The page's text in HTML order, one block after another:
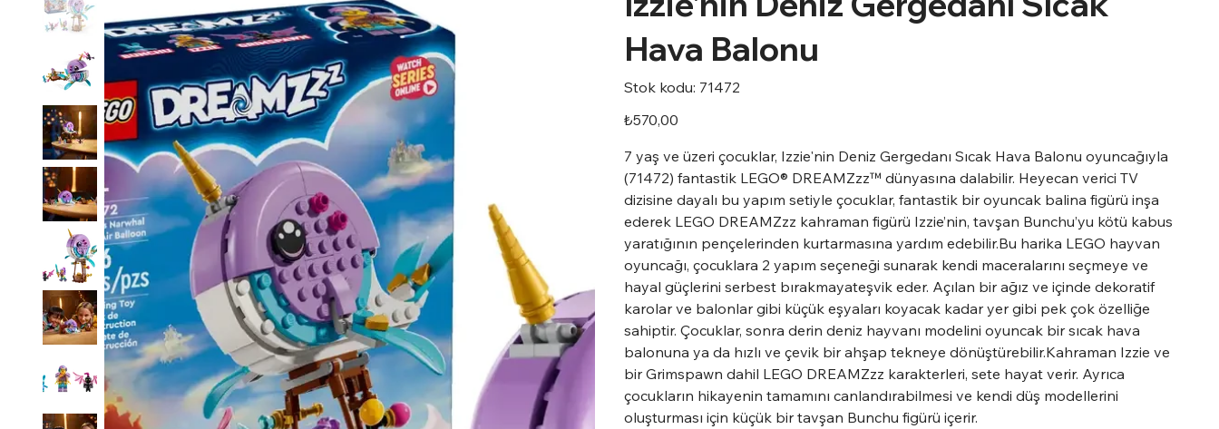
Hava Balonu
Stok kodu: Stok
kodu:
71472
Fiyat
₺570,00
7 yaş ve üzeri çocuklar, Izzie'nin Deniz Gergedanı Sıcak Hava Balonu oyuncağıyla
(71472) fantastik LEGO® DREAMZzz™ dünyasına dalabilir. Heyecan verici TV
dizisine dayalı bu yapım setiyle çocuklar, fantastik bir oyuncak balina figürü inşa
ederek LEGO DREAMZzz kahraman figürü Izzie’nin, tavşan Bunchu’yu kötü kabus
yaratığının pençelerinden kurtarmasına yardım edebilir.Bu harika LEGO hayvan
oyuncağı, çocuklara 2 yapım seçeneği sunarak kendi maceralarını seçmeye ve
hayal güçlerini serbest bırakmayateşvik eder. Açılan bir ağız ve içinde dekoratif
karolar ve balonlar gibi küçük eşyaları koyacak kadar yer gibi pek çok özelliğe
sahiptir. Çocuklar, sonra derin deniz hayvanı modelini oyuncak bir sıcak hava
balonuna ya da hızlı ve çevik bir ahşap tekneye dönüştürebilir.Kahraman Izzie ve
bir Grimspawn dahil LEGO DREAMZzz karakterleri, sete hayat verir. Ayrıca
çocukların hikayenin tamamını canlandırabilmesi ve kendi düş modellerini
oluşturması için küçük bir tavşan Bunchu figürü içerir.